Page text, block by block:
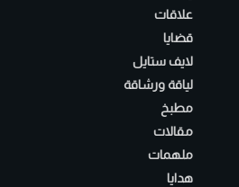
علاقات
قضايا
لايف ستايل
لياقة ورشاقة
مطبخ
مقالات
ملهمات
هدايا